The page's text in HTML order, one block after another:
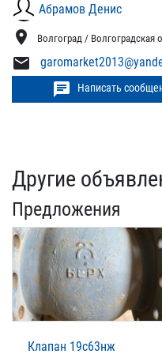
Абрамов Денис
location_on Волгоград / Волгоградская
mail
chat Написать
Другие
Предложения
Клапан 19с63нж